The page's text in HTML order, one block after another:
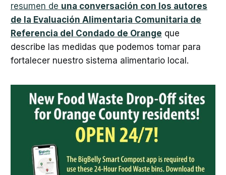
resumen de una conversación con los autores
de la Evaluación Alimentaria Comunitaria de
Referencia del Condado de Orange que
describe las medidas que podemos tomar para
fortalecer nuestro sistema alimentario local.